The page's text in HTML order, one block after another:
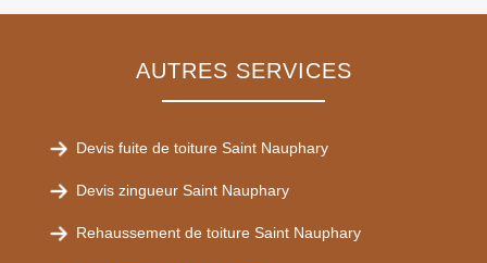
AUTRES SERVICES
Devis fuite de toiture Saint Nauphary
Devis zingueur Saint Nauphary
Rehaussement de toiture Saint Nauphary